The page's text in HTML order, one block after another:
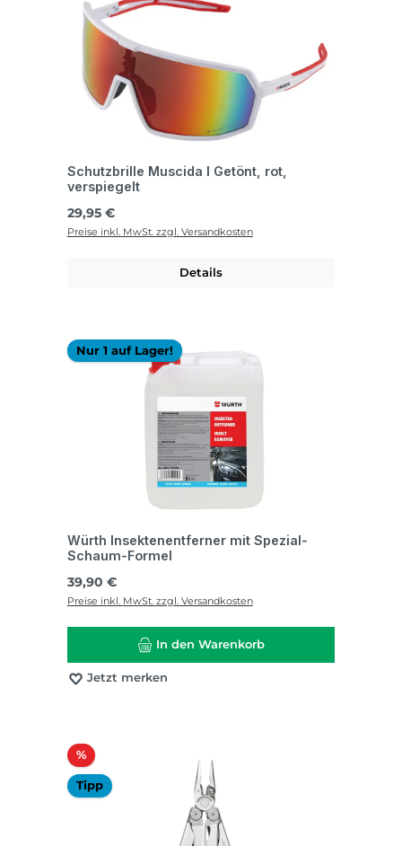
Schutzbrille Muscida I Getönt, rot,
verspiegelt
Regulärer Preis:
29,95 €
Preise inkl. MwSt. zzgl. Versandkosten
Details
Nur 1 auf Lager!
Würth Insektenentferner mit Spezial-
Schaum-Formel
Regulärer Preis:
39,90 €
Preise inkl. MwSt. zzgl. Versandkosten
In den Warenkorb
Jetzt merken
%Rabatt
Tipp